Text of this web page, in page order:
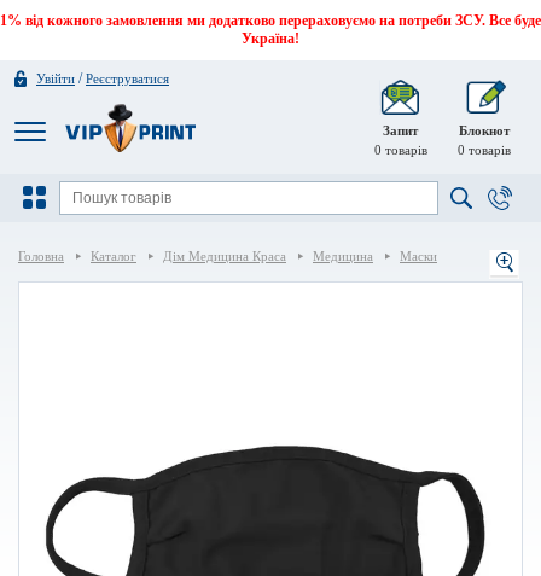
1% від кожного замовлення ми додатково перераховуємо на потреби ЗСУ. Все буде
Україна!
Увійти /Реєструватися
Запит
0 товарів
Блокнот
0 товарів
Головна Каталог Дім Медицина Краса Медицина Маски